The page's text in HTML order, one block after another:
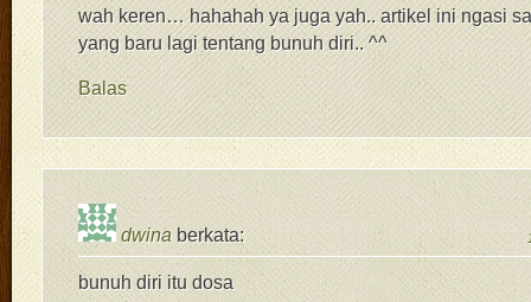
wah keren… hahahah ya juga yah.. artikel ini ngasi
yang baru lagi tentang bunuh diri.. ^^
Balas
dwina berkata:
bunuh diri itu dosa